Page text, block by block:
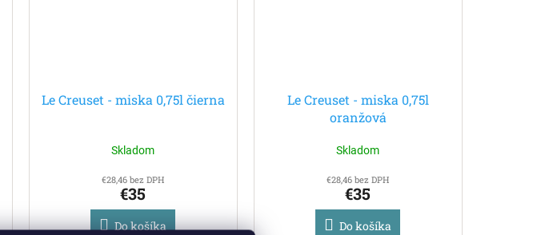
Le Creuset - miska 0,75l čierna
Skladom
€28,46 bez DPH
€35
Do košíka
Le Creuset - miska 0,75l
oranžová
Skladom
€28,46 bez DPH
€35
Do košíka